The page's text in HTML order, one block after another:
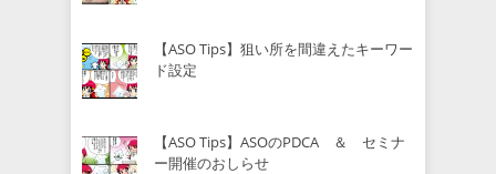
【ASO Tips】狙い所を間違えたキーワー
ド設定
【ASO Tips】ASOのPDCA ＆ セミナ
ー開催のおしらせ